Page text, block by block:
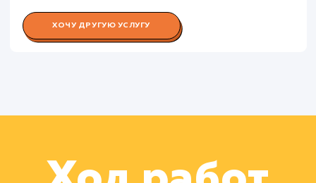
Работа Тестировщика
оптимизации
Работа Менеджера проекта